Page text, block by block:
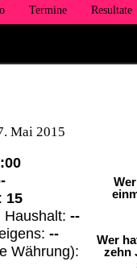
Termine Resultate
Mai 2015
15
Haushalt: --
--
Währung):
Wer
zehn